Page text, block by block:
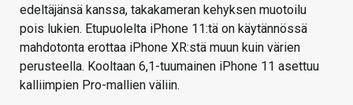
edeltäjänsä kanssa, takakameran kehyksen muotoilu
pois lukien. Etupuolelta iPhone 11:tä on käytännössä
mahdotonta erottaa iPhone XR:stä muun kuin värien
perusteella. Kooltaan 6,1-tuumainen iPhone 11 asettuu
kalliimpien Pro-mallien väliin.